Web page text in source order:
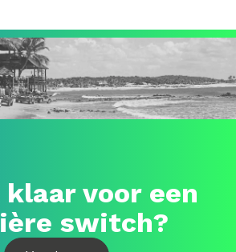
klaar voor een
switch?